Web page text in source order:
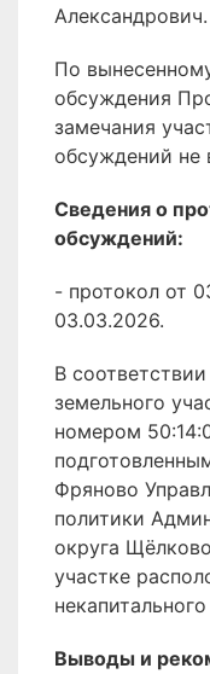
Александрович.
По
обсуждения
замечания
обсуждений не
Сведения о
обсуждений:
- протокол от
03.03.2026.
В
земельного
номером
Фряново
политики
округа
участке
Выводы и